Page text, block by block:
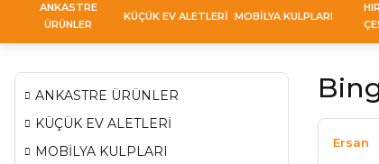
ANKASTRE
ÜRÜNLER
KÜÇÜK EV ALETLERİ MOBİLYA KULPLARI
ANKASTRE ÜRÜNLER
KÜÇÜK EV ALETLERİ
MOBİLYA KULPLARI
Ersan